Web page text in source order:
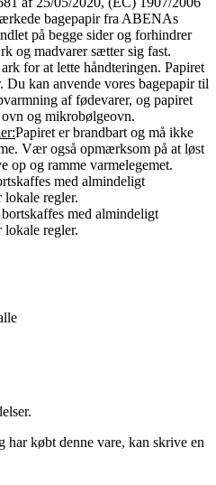
bagepapir fra ABENAs
på begge sider og forhindrer
og madvarer sætter sig fast.
for at lette håndteringen. Papiret
Du kan anvende vores bagepapir til
af fødevarer, og papiret
og mikrobølgeovn.
Papiret er brandbart og må ikke
Vær også opmærksom på at løst
op og ramme varmelegemet.
med almindeligt
lokale regler.
med almindeligt
lokale regler.
købt denne vare, kan skrive en